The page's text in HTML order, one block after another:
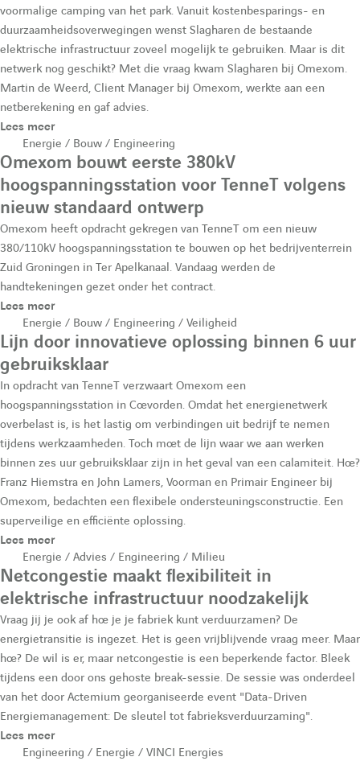
voormalige camping van het park. Vanuit kostenbesparings- en
duurzaamheidsoverwegingen wenst Slagharen de bestaande
elektrische infrastructuur zoveel mogelijk te gebruiken. Maar is dit
netwerk nog geschikt? Met die vraag kwam Slagharen bij Omexom.
Martin de Weerd, Client Manager bij Omexom, werkte aan een
netberekening en gaf advies.
Lees meer
Energie / Bouw / Engineering
Omexom bouwt eerste 380kV
hoogspanningsstation voor TenneT volgens
nieuw standaard ontwerp
Omexom heeft opdracht gekregen van TenneT om een nieuw
380/110kV hoogspanningsstation te bouwen op het bedrijventerrein
Zuid Groningen in Ter Apelkanaal. Vandaag werden de
handtekeningen gezet onder het contract.
Lees meer
Energie / Bouw / Engineering / Veiligheid
Lijn door innovatieve oplossing binnen 6 uur
gebruiksklaar
In opdracht van TenneT verzwaart Omexom een
hoogspanningsstation in Coevorden. Omdat het energienetwerk
overbelast is, is het lastig om verbindingen uit bedrijf te nemen
tijdens werkzaamheden. Toch moet de lijn waar we aan werken
binnen zes uur gebruiksklaar zijn in het geval van een calamiteit. Hoe?
Franz Hiemstra en John Lamers, Voorman en Primair Engineer bij
Omexom, bedachten een flexibele ondersteuningsconstructie. Een
superveilige en efficiënte oplossing.
Lees meer
Energie / Advies / Engineering / Milieu
Netcongestie maakt flexibiliteit in
elektrische infrastructuur noodzakelijk
Vraag jij je ook af hoe je je fabriek kunt verduurzamen? De
energietransitie is ingezet. Het is geen vrijblijvende vraag meer. Maar
hoe? De wil is er, maar netcongestie is een beperkende factor. Bleek
tijdens een door ons gehoste break-sessie. De sessie was onderdeel
van het door Actemium georganiseerde event "Data-Driven
Energiemanagement: De sleutel tot fabrieksverduurzaming".
Lees meer
Engineering / Energie / VINCI Energies